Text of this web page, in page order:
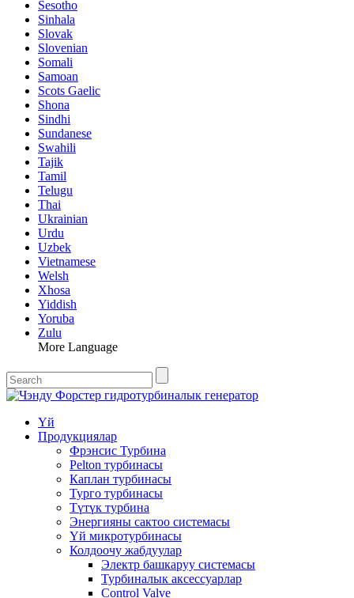
Sesotho
Sinhala
Slovak
Slovenian
Somali
Samoan
Scots Gaelic
Shona
Sindhi
Sundanese
Swahili
Tajik
Tamil
Telugu
Thai
Ukrainian
Urdu
Uzbek
Vietnamese
Welsh
Xhosa
Yiddish
Yoruba
Zulu
More Language
Үй
Продукциялар
Фрэнсис Турбина
Pelton турбинасы
Каплан турбинасы
Турго турбинасы
Түтүк турбина
Энергияны сактоо системасы
Үй микротурбинасы
Колдоочу жабдуулар
Электр башкаруу системасы
Турбиналык аксессуарлар
Control Valve